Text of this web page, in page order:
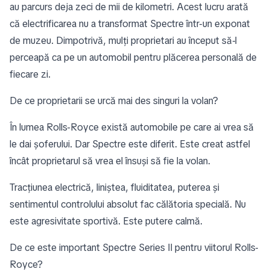
au parcurs deja zeci de mii de kilometri. Acest lucru arată
că electrificarea nu a transformat Spectre într-un exponat
de muzeu. Dimpotrivă, mulți proprietari au început să-l
perceapă ca pe un automobil pentru plăcerea personală de
fiecare zi.
De ce proprietarii se urcă mai des singuri la volan?
În lumea Rolls-Royce există automobile pe care ai vrea să
le dai șoferului. Dar Spectre este diferit. Este creat astfel
încât proprietarul să vrea el însuși să fie la volan.
Tracțiunea electrică, liniștea, fluiditatea, puterea și
sentimentul controlului absolut fac călătoria specială. Nu
este agresivitate sportivă. Este putere calmă.
De ce este important Spectre Series II pentru viitorul Rolls-
Royce?